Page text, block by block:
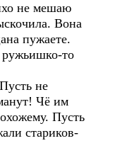
не мешаю
Вона
пужаете.
то
не
Чё им
Пусть
стариков-